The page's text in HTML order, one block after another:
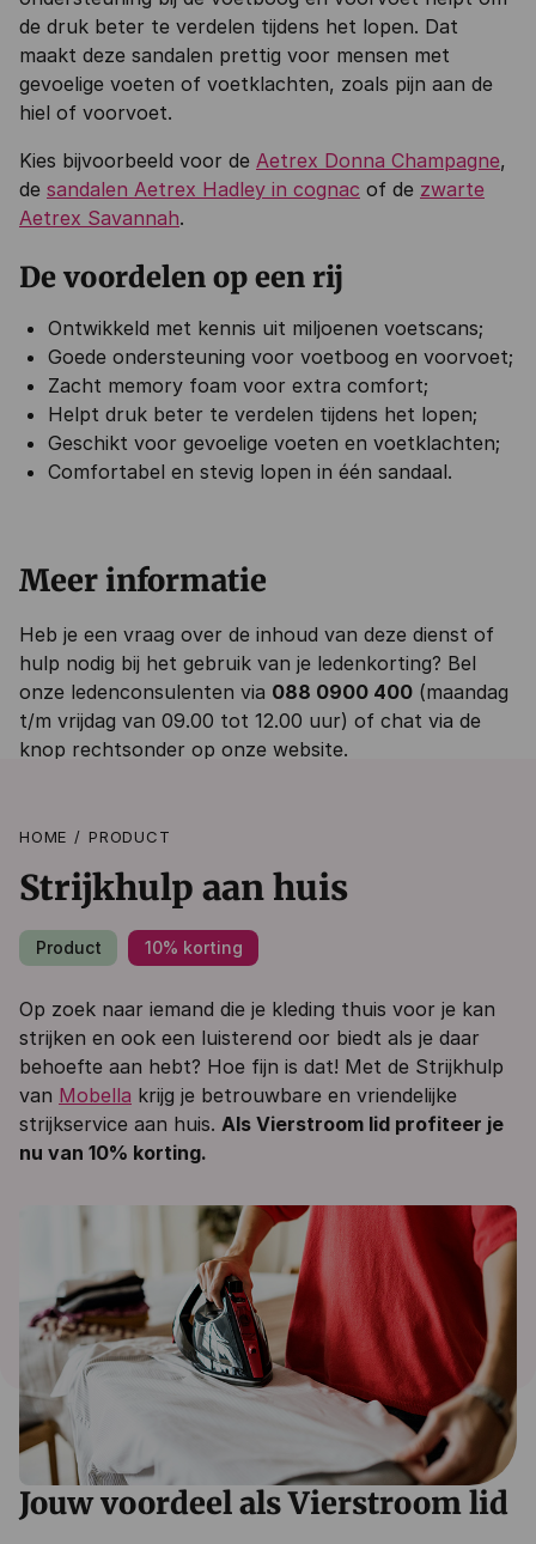
de druk beter te verdelen tijdens het lopen. Dat
maakt deze sandalen prettig voor mensen met
gevoelige voeten of voetklachten, zoals pijn aan de
hiel of voorvoet.
Kies bijvoorbeeld voor de Aetrex Donna Champagne,
de sandalen Aetrex Hadley in cognac of de zwarte
Aetrex Savannah.
De voordelen op een rij
Ontwikkeld met kennis uit miljoenen voetscans;
Goede ondersteuning voor voetboog en voorvoet;
Zacht memory foam voor extra comfort;
Helpt druk beter te verdelen tijdens het lopen;
Geschikt voor gevoelige voeten en voetklachten;
Comfortabel en stevig lopen in één sandaal.
Meer informatie
Heb je een vraag over de inhoud van deze dienst of
hulp nodig bij het gebruik van je ledenkorting? Bel
onze ledenconsulenten via 088 0900 400 (maandag
t/m vrijdag van 09.00 tot 12.00 uur) of chat via de
knop rechtsonder op onze website.
HOME PRODUCT
Strijkhulp aan huis
Product 10% korting
Op zoek naar iemand die je kleding thuis voor je kan
strijken en ook een luisterend oor biedt als je daar
behoefte aan hebt? Hoe fijn is dat! Met de Strijkhulp
van Mobella krijg je betrouwbare en vriendelijke
strijkservice aan huis. Als Vierstroom lid profiteer je
nu van 10% korting.
Jouw voordeel als Vierstroom lid